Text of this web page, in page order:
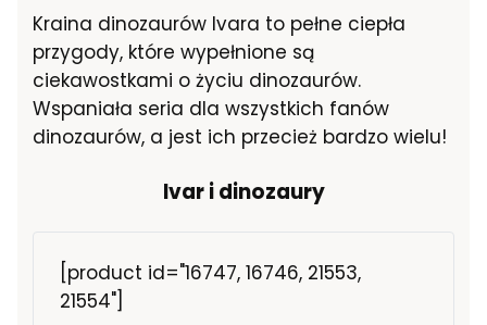
Kraina dinozaurów Ivara to pełne ciepła
przygody, które wypełnione są
ciekawostkami o życiu dinozaurów.
Wspaniała seria dla wszystkich fanów
dinozaurów, a jest ich przecież bardzo wielu!
Ivar i dinozaury
[product id="16747, 16746, 21553,
21554"]